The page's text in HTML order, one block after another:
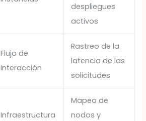
despliegues
activos
Flujo de
interacción
Rastreo de la
latencia de las
solicitudes
Infraestructura
Mapeo de
nodos y